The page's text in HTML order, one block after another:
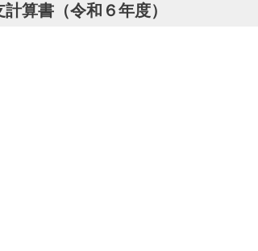
計算書（令和６年度）